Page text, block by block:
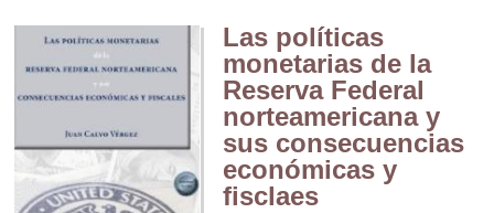
Las políticas
monetarias de la
Reserva Federal
norteamericana y
sus consecuencias
económicas y
fisclaes